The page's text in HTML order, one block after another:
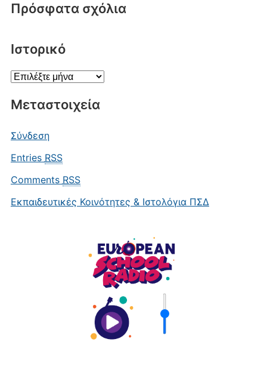
Πρόσφατα σχόλια
Ιστορικό
Ιστορικό
Μεταστοιχεία
Σύνδεση
Entries RSS
Comments RSS
Εκπαιδευτικές Κοινότητες & Ιστολόγια ΠΣΔ